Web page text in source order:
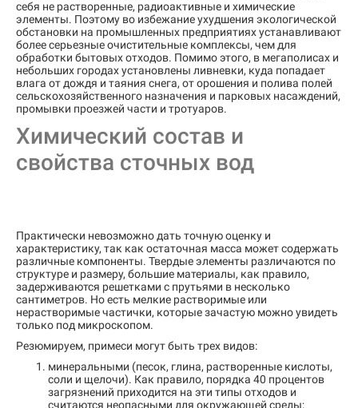
себя не растворенные, радиоактивные и химические
элементы. Поэтому во избежание ухудшения экологической
обстановки на промышленных предприятиях устанавливают
более серьезные очистительные комплексы, чем для
обработки бытовых отходов. Помимо этого, в мегаполисах и
небольших городах установлены ливневки, куда попадает
влага от дождя и таяния снега, от орошения и полива полей
сельскохозяйственного назначения и парковых насаждений,
промывки проезжей части и тротуаров.
Химический состав и
свойства сточных вод
Практически невозможно дать точную оценку и
характеристику, так как остаточная масса может содержать
различные компоненты. Твердые элементы различаются по
структуре и размеру, большие материалы, как правило,
задерживаются решетками с прутьями в несколько
сантиметров. Но есть мелкие растворимые или
нерастворимые частички, которые зачастую можно увидеть
только под микроскопом.
Резюмируем, примеси могут быть трех видов:
минеральными (песок, глина, растворенные кислоты,
соли и щелочи). Как правило, порядка 40 процентов
загрязнений приходится на эти типы отходов и
считаются неопасными для окружающей среды;